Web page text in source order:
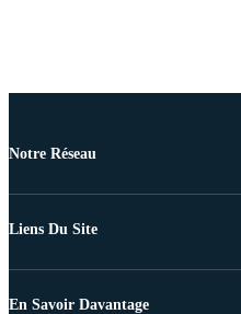
Notre Réseau
Liens Du Site
En Savoir Davantage